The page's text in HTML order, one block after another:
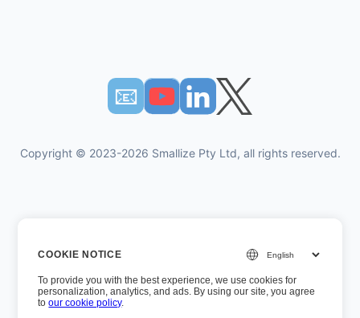
📧︎
Copyright © 2023-2026 Smallize Pty Ltd, all rights reserved.
개인 정보 정책
경영진 액세스
COOKIE NOTICE
To provide you with the best experience, we use cookies for
personalization, analytics, and ads. By using our site, you agree
toour cookie policy.